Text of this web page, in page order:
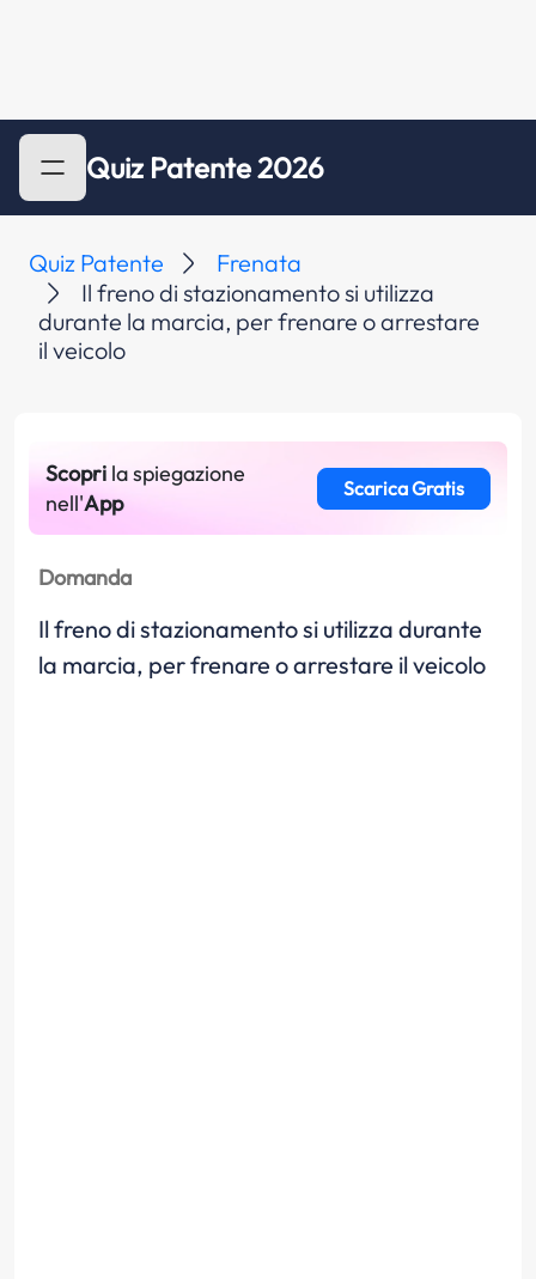
Quiz Patente 2026
Quiz Patente
Frenata
Il freno di stazionamento si utilizza
durante la marcia, per frenare o arrestare
il veicolo
Scopri la spiegazione
nell'App
Scarica Gratis
Domanda
Il freno di stazionamento si utilizza durante
la marcia, per frenare o arrestare il veicolo